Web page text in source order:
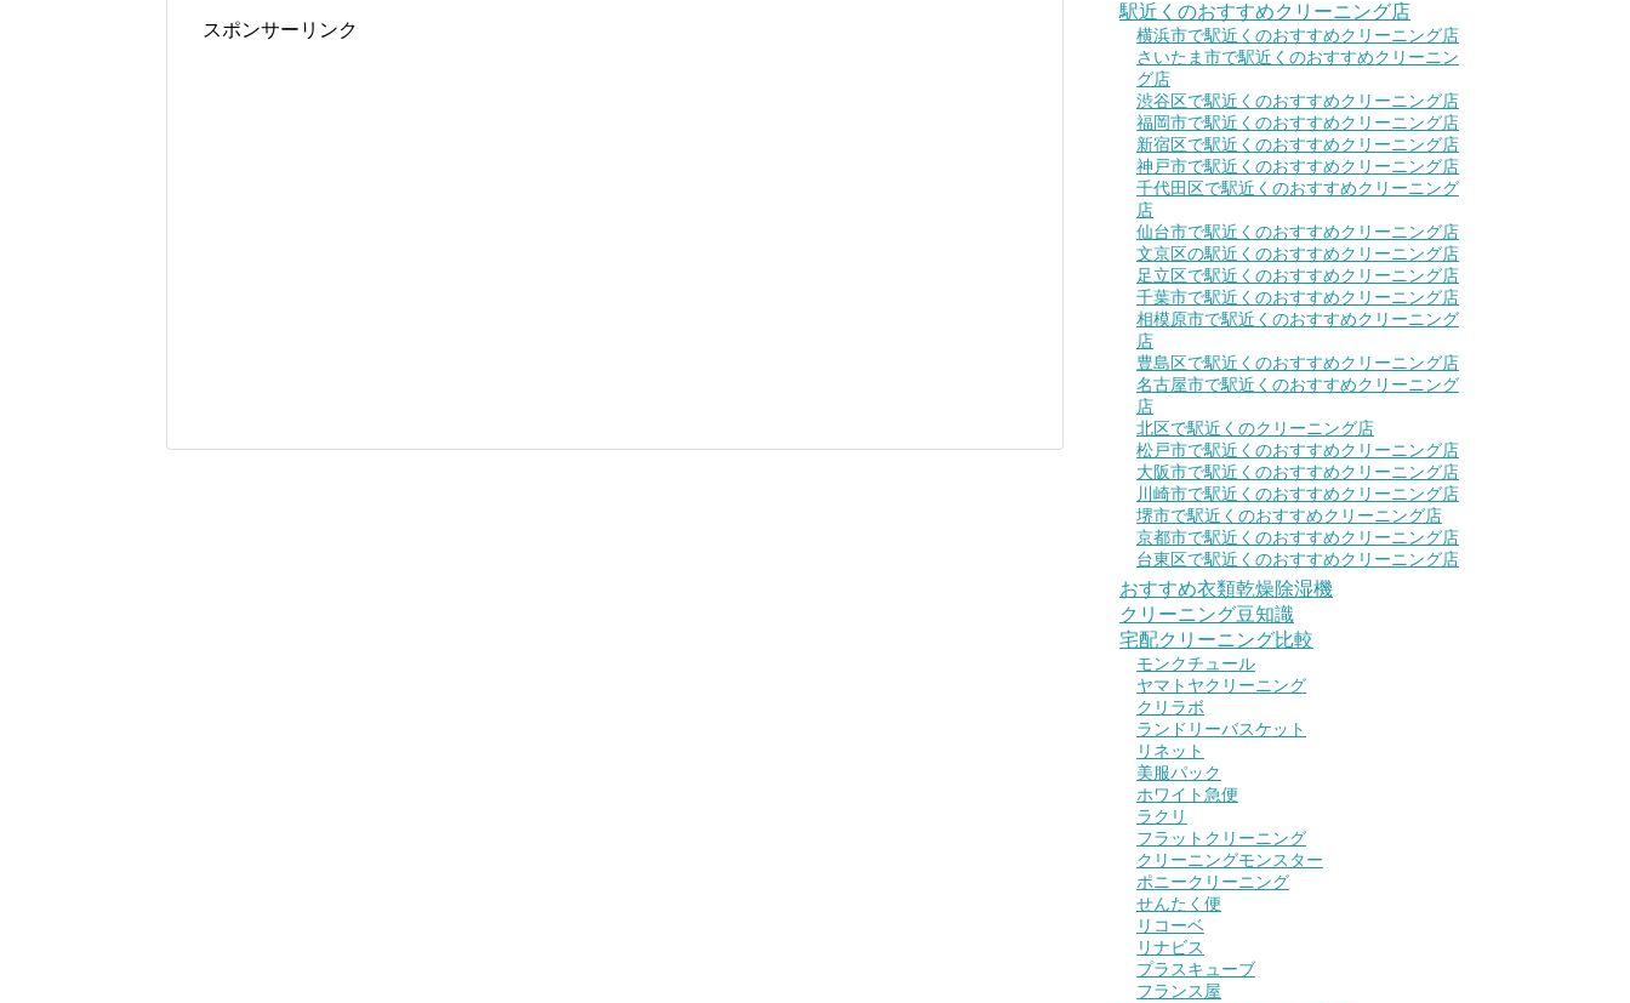
スポンサーリンク
駅近くのおすすめクリーニング店
横浜市で駅近くのおすすめクリーニング店
さいたま市で駅近くのおすすめクリーニン
グ店
渋谷区で駅近くのおすすめクリーニング店
福岡市で駅近くのおすすめクリーニング店
新宿区で駅近くのおすすめクリーニング店
神戸市で駅近くのおすすめクリーニング店
千代田区で駅近くのおすすめクリーニング
店
仙台市で駅近くのおすすめクリーニング店
文京区の駅近くのおすすめクリーニング店
足立区で駅近くのおすすめクリーニング店
千葉市で駅近くのおすすめクリーニング店
相模原市で駅近くのおすすめクリーニング
店
豊島区で駅近くのおすすめクリーニング店
名古屋市で駅近くのおすすめクリーニング
店
北区で駅近くのクリーニング店
松戸市で駅近くのおすすめクリーニング店
大阪市で駅近くのおすすめクリーニング店
川崎市で駅近くのおすすめクリーニング店
堺市で駅近くのおすすめクリーニング店
京都市で駅近くのおすすめクリーニング店
台東区で駅近くのおすすめクリーニング店
おすすめ衣類乾燥除湿機
クリーニング豆知識
宅配クリーニング比較
モンクチュール
ヤマトヤクリーニング
クリラボ
ランドリーバスケット
リネット
美服パック
ホワイト急便
ラクリ
フラットクリーニング
クリーニングモンスター
ポニークリーニング
せんたく便
リコーベ
リナビス
プラスキューブ
フランス屋